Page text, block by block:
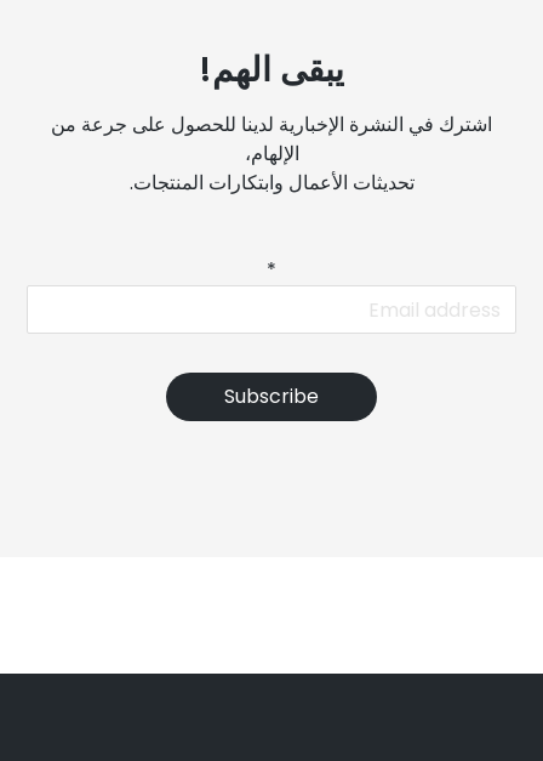
يبقى الهم!
اشترك في النشرة الإخبارية لدينا للحصول على جرعة من
الإلهام،
تحديثات الأعمال وابتكارات المنتجات.
*
Subscribe